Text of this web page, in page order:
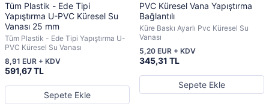
Tüm Plastik - Ede Tipi
Yapıştırma U-PVC Küresel Su
Vanası 25 mm
Tüm Plastik - Ede Tipi Yapıştırma U-
PVC Küresel Su Vanası
591,67 TL
8,91 EUR + KDV
Sepete Ekle
PVC Küresel Vana Yapıştırma
Bağlantılı
Küre Baskı Ayarlı Pvc Küresel Su
Vanası
345,31 TL
5,20 EUR + KDV
Sepete Ekle